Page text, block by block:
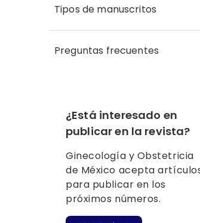
Tipos de manuscritos
Preguntas frecuentes
¿Está interesado en
publicar en la revista?
Ginecología y Obstetricia
de México acepta
para publicar en los
próximos números.